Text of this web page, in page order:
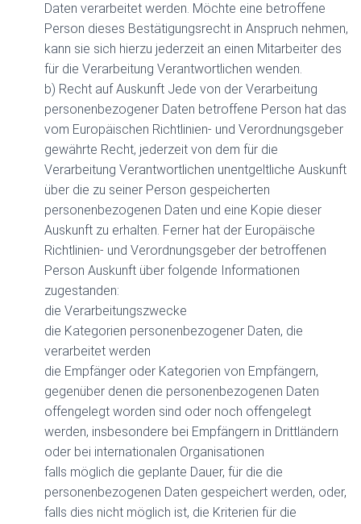
Daten verarbeitet werden. Möchte eine betroffene
Person dieses Bestätigungsrecht in Anspruch nehmen,
kann sie sich hierzu jederzeit an einen Mitarbeiter des
für die Verarbeitung Verantwortlichen wenden.
b) Recht auf Auskunft Jede von der Verarbeitung
personenbezogener Daten betroffene Person hat das
vom Europäischen Richtlinien- und Verordnungsgeber
gewährte Recht, jederzeit von dem für die
Verarbeitung Verantwortlichen unentgeltliche Auskunft
über die zu seiner Person gespeicherten
personenbezogenen Daten und eine Kopie dieser
Auskunft zu erhalten. Ferner hat der Europäische
Richtlinien- und Verordnungsgeber der betroffenen
Person Auskunft über folgende Informationen
zugestanden:
die Verarbeitungszwecke
die Kategorien personenbezogener Daten, die
verarbeitet werden
die Empfänger oder Kategorien von Empfängern,
gegenüber denen die personenbezogenen Daten
offengelegt worden sind oder noch offengelegt
werden, insbesondere bei Empfängern in Drittländern
oder bei internationalen Organisationen
falls möglich die geplante Dauer, für die die
personenbezogenen Daten gespeichert werden, oder,
falls dies nicht möglich ist, die Kriterien für die